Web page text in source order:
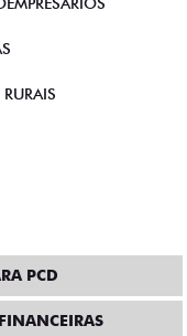
DE
formulário